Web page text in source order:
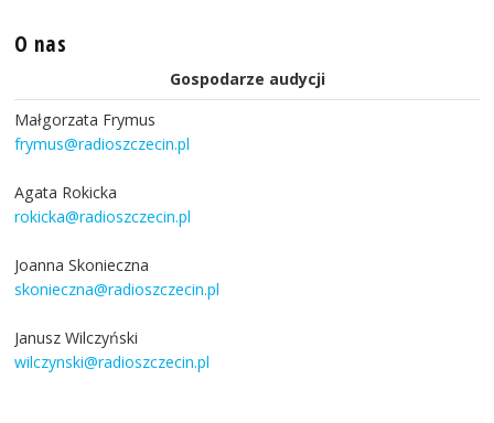
O nas
Gospodarze audycji
Małgorzata Frymus
frymus@radioszczecin.pl
Agata Rokicka
rokicka@radioszczecin.pl
Joanna Skonieczna
skonieczna@radioszczecin.pl
Janusz Wilczyński
wilczynski@radioszczecin.pl